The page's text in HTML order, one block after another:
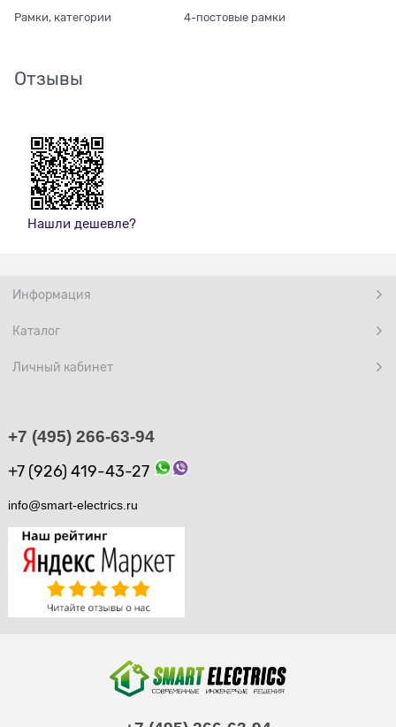
Рамки, категории 4-постовые рамки
Отзывы
Нашли дешевле?
Информация
Каталог
Личный кабинет
+7 (495) 266-63-94
+7 (926) 419-43-27
info@smart-electrics.ru